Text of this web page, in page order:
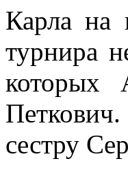
Карла на
турнира
которых
сестру